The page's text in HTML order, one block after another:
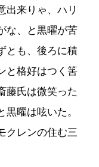
出来りゃ、ハリ
な、と黒曜が苦
とも、後ろに積
と格好はつく筈
藤氏は微笑った
曜は呟いた。
クレンの住む三